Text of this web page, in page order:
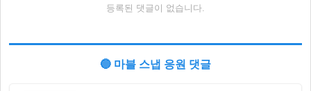
등록된 댓글이 없습니다.
🔵 마블 스냅 응원 댓글